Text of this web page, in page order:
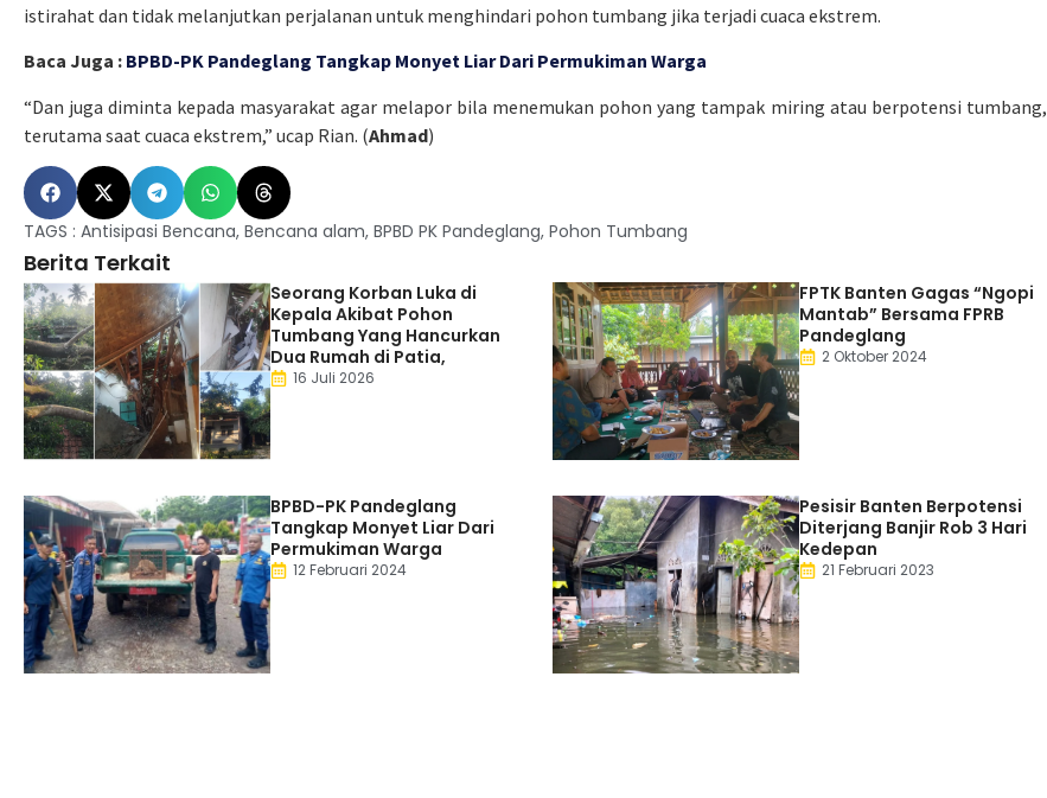
istirahat dan tidak melanjutkan perjalanan untuk menghindari pohon tumbang jika terjadi cuaca ekstrem.
Baca Juga : BPBD-PK Pandeglang Tangkap Monyet Liar Dari Permukiman Warga
“Dan juga diminta kepada masyarakat agar melapor bila menemukan pohon yang tampak miring atau berpotensi tumbang,
terutama saat cuaca ekstrem,” ucap Rian. (Ahmad)
TAGS : Antisipasi Bencana, Bencana alam, BPBD PK Pandeglang, Pohon Tumbang
Berita Terkait
Seorang Korban Luka di
Kepala Akibat Pohon
Tumbang Yang Hancurkan
Dua Rumah di Patia,
16 Juli 2026
FPTK Banten Gagas “Ngopi
Mantab” Bersama FPRB
Pandeglang
2 Oktober 2024
BPBD-PK Pandeglang
Tangkap Monyet Liar Dari
Permukiman Warga
12 Februari 2024
Pesisir Banten Berpotensi
Diterjang Banjir Rob 3 Hari
Kedepan
21 Februari 2023